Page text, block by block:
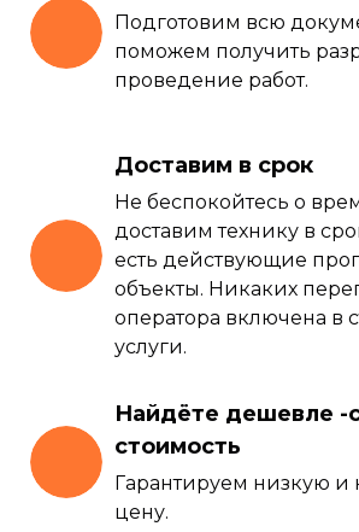
Подготовим всю
поможем получить
проведение работ.
Доставим в срок
Не беспокойтесь о
доставим технику в
есть действующие
объекты. Никаких
оператора включена в
услуги.
Найдёте дешевле -
стоимость
Гарантируем низкую и
цену.